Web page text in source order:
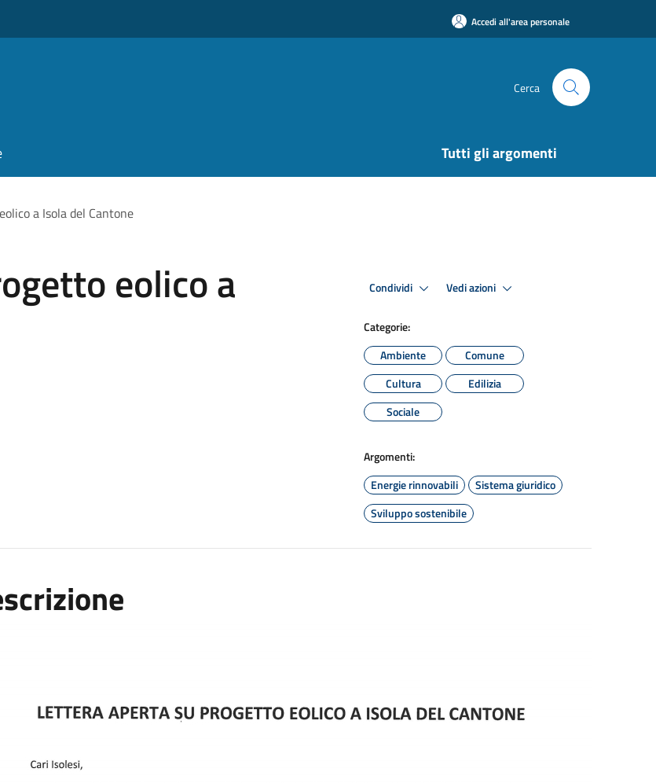
Accedi all'area personale
Cerca
Tutti gli argomenti
a Isola del Cantone
eolico a Condividi Vedi azioni
Categorie:
Ambiente
Comune
Cultura
Edilizia
Sociale
Argomenti:
Energie rinnovabili
Sistema giuridico
Sviluppo sostenibile